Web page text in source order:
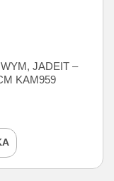
JADEIT –
KAM959